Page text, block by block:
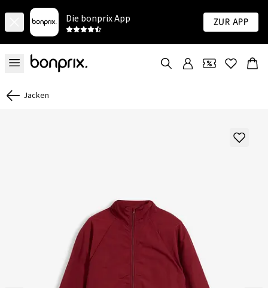
Die bonprix App Zur App
Jacken